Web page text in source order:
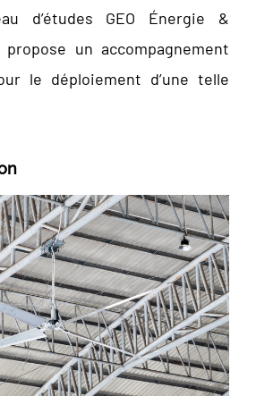
d’études GEO Énergie &
un accompagnement
le déploiement d’une telle